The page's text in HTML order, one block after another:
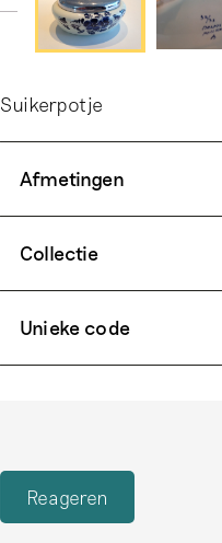
Suikerpotje
Afmetingen
Collectie
Unieke code
Reageren